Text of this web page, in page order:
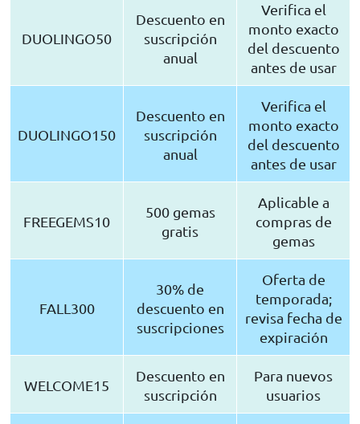
DUOLINGO50
Descuento en
suscripción
anual
Verifica el
monto exacto
del descuento
antes de usar
DUOLINGO150
Descuento en
suscripción
anual
Verifica el
monto exacto
del descuento
antes de usar
FREEGEMS10
500 gemas
gratis
Aplicable a
compras de
gemas
FALL300
30% de
descuento en
suscripciones
Oferta de
temporada;
revisa fecha de
expiración
WELCOME15
Descuento en
suscripción
Para nuevos
usuarios